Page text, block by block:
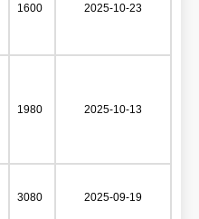
1600 2025-10-23
1980 2025-10-13
3080 2025-09-19